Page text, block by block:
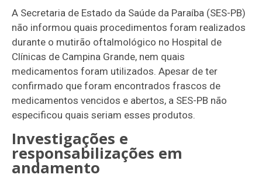
A Secretaria de Estado da Saúde da Paraíba (SES-PB)
não informou quais procedimentos foram realizados
durante o mutirão oftalmológico no Hospital de
Clínicas de Campina Grande, nem quais
medicamentos foram utilizados. Apesar de ter
confirmado que foram encontrados frascos de
medicamentos vencidos e abertos, a SES-PB não
especificou quais seriam esses produtos.
Investigações e
responsabilizações em
andamento